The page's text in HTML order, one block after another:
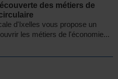
des métiers de
d'Ixelles vous propose un
les métiers de l'économie...